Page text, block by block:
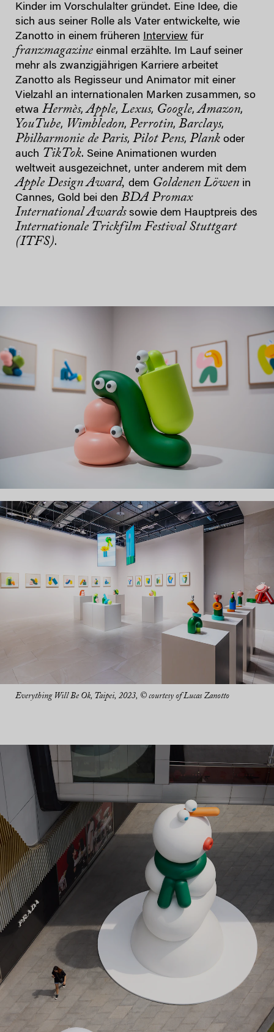
Kinder im Vorschulalter gründet. Eine Idee, die
sich aus seiner Rolle als Vater entwickelte, wie
Zanotto in einem früheren Interview für
franzmagazine einmal erzählte. Im Lauf seiner
mehr als zwanzigjährigen Karriere arbeitet
Zanotto als Regisseur und Animator mit einer
Vielzahl an internationalen Marken zusammen, so
etwa Hermès,Apple, Lexus, Google,Amazon,
YouTube, Wimbledon, Perrotin, Barclays,
Philharmonie de Paris, Pilot Pens, Plank oder
auch TikTok. Seine Animationen wurden
weltweit ausgezeichnet, unter anderem mit dem
Apple Design Award, dem Goldenen Löwen in
Cannes, Gold bei den BDA Promax
International Awardssowie dem Hauptpreis des
Internationale Trickfilm Festival Stuttgart
(ITFS).
Everything Will Be Ok, Taipei, 2023, © courtesy of Lucas Zanotto